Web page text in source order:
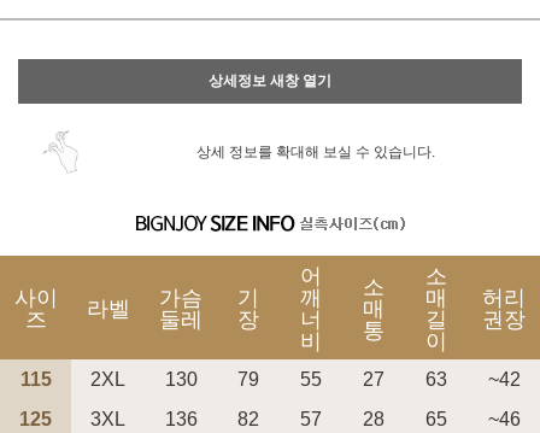
상세정보 새창 열기
상세 정보를 확대해 보실 수 있습니다.
사이
즈
라벨
가슴
둘레
기
장
어
깨
너
비
소
매
통
소
매
길
이
허리
권장
115 2XL 130 79 55 27 63
~42
125
3XL 136 82 57 28 65
~46